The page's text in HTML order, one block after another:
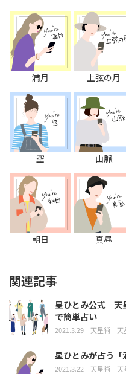
満月 上弦の月
空 山脈
朝日 真昼
関連記事
星ひとみ公式｜天
で簡単占い
2021.3.29 天星術 天
星ひとみが占う「
2021.3.22 天星術 天